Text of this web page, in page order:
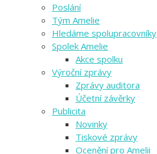
Poslání
Tým Amelie
Hledáme spolupracovníky
Spolek Amelie
Akce spolku
Výroční zprávy
Zprávy auditora
Účetní závěrky
Publicita
Novinky
Tiskové zprávy
Ocenění pro Amelii